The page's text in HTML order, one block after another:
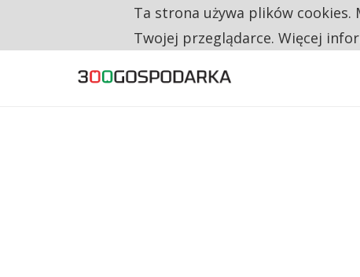
RESTRYKCJE CHIN UDERZAJĄ W
Ta strona używa plików
Twojej przeglądarce. Więcej